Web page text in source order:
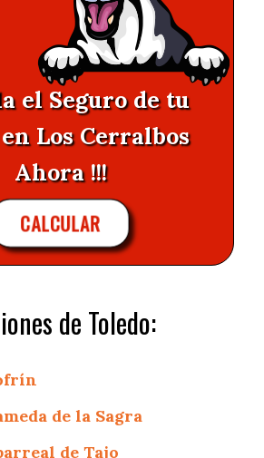
el Seguro de tu
Los Cerralbos
Ahora !!!
CALCULAR
de Toledo:
de la Sagra
de Tajo